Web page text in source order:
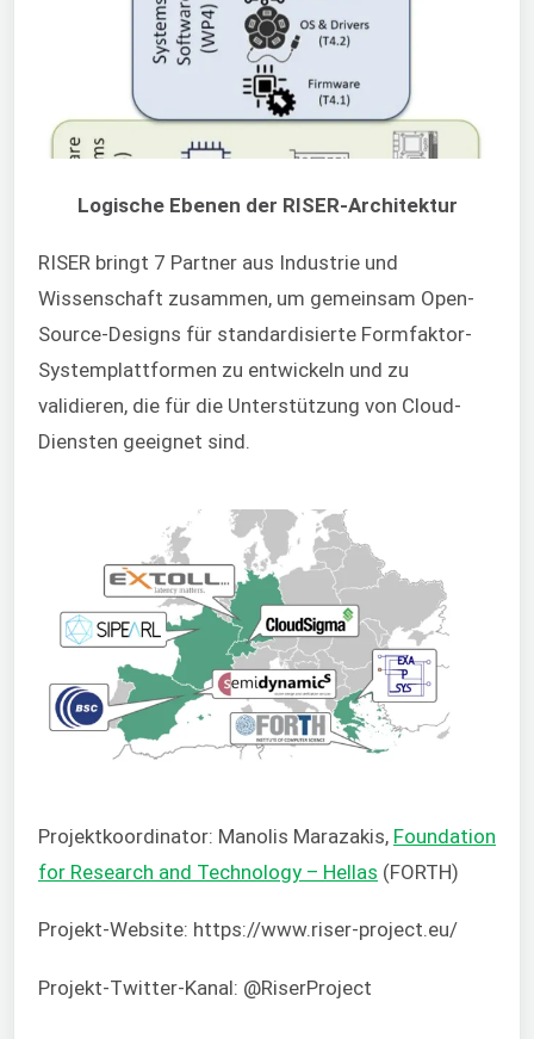
Logische Ebenen der RISER-Architektur
RISER bringt 7 Partner aus Industrie und
Wissenschaft zusammen, um gemeinsam Open-
Source-Designs für standardisierte Formfaktor-
Systemplattformen zu entwickeln und zu
validieren, die für die Unterstützung von Cloud-
Diensten geeignet sind.
Projektkoordinator: Manolis Marazakis, Foundation
for Research and Technology – Hellas (FORTH)
Projekt-Website: https://www.riser-project.eu/
Projekt-Twitter-Kanal: @RiserProject